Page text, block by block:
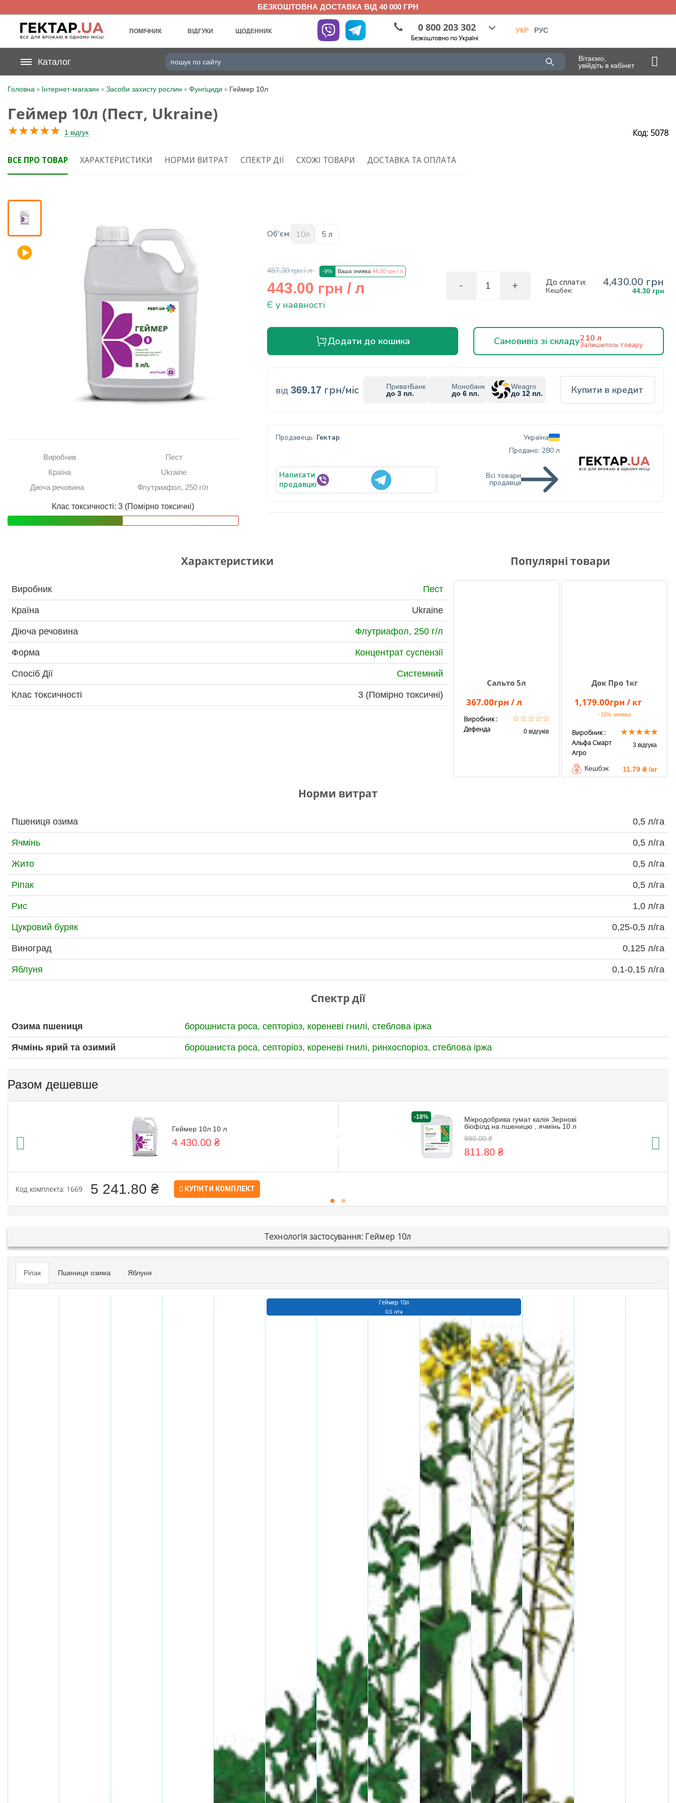
БЕЗКОШТОВНА ДОСТАВКА ВІД 40 000 ГРН
ПОМІЧНИК ВІДГУКИ ЩОДЕННИК 0 800 203 302
Безкоштовно по Україні
УКР РУС
UA
На вашому
бонусному рахунку
Відгуки
Кошик
Помічник
Каталог
Вітаємо,
увійдіть в кабінет
Головна » Інтернет-магазин » Засоби захисту рослин » Фунгіциди » Геймер 10л
Геймер 10л (Пест, Ukraine)
★★★★★ 1 відгук Код: 5078
ВСЕ ПРО ТОВАР ХАРАКТЕРИСТИКИ НОРМИ ВИТРАТ СПЕКТР ДІЇ СХОЖІ ТОВАРИ ДОСТАВКА ТА ОПЛАТА
Виробник
Пест
Країна
Ukraine
Діюча речовина
Флутриафол, 250 г/л
Клас токсичності: 3 (Помірно токсичні)
Об'єм: 10л 5 л
487.30 грн / л -9% Ваша знижка44.30 грн / л
443.00 грн/ л
Є у наявності
До сплати: 4,430.00 грн
Кешбек: 44.30 грн
Додати до кошика Самовивіз зі складу210 л
Залишилось товару
від369.17 грн/міс
ПриватБанк
до 3 пл.
Монобанк
до 6 пл.
Weagro
до 12 пл.
Купити в кредит
Продавець: Гектар
Написати
продавцю
Україна
Продано: 280 л
Всі товари
продавця
Характеристики
Виробник Пест
Країна Ukraine
Діюча речовина Флутриафол, 250 г/л
Форма Концентрат суспензії
Спосіб Дії Системний
Клас токсичності 3 (Помірно токсичні)
Популярні товари
Сальто 5л
367.00грн / л
Виробник :
Дефенда
☆☆☆☆☆
0 відгуків
Док Про 1кг
1,179.00грн / кг
-15%знижка
Виробник :
Альфа Смарт
Агро
★★★★★
3 відгука
Кешбэк 11.79 ₴ /кг
Норми витрат
Пшениця озима 0,5 л/га
Ячмінь 0,5 л/га
Жито 0,5 л/га
Ріпак 0,5 л/га
Рис 1,0 л/га
Цукровий буряк 0,25-0,5 л/га
Виноград 0,125 л/га
Яблуня 0,1-0,15 л/га
Спектр дії
Озима пшениця борошниста роса, септоріоз, кореневі гнилі, стеблова іржа
Ячмінь ярий та озимий борошниста роса, септоріоз, кореневі гнилі, ринхоспоріоз, стеблова іржа
Разом дешевше
Геймер 10л 10 л
4 430.00 ₴ +
-18%
Мікродобрива гумат калія Зернові
біофілд на пшеницю , ячмінь 10 л
990.00 ₴
811.80 ₴
Код комплекта: 1669 5 241.80 ₴ КУПИТИ КОМПЛЕКТ
Технологія застосування: Геймер 10л
Ріпак Пшениця озима Яблуня
Геймер 10л
0,5 л/га